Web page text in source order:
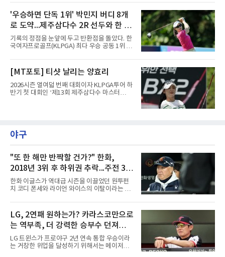
회 대회에서 데뷔 첫 승을 거뒀다.
귀포의 테디밸리 골프앤리조트(파72)에서 열린
2026시즌 한국여자프로골프(KLPGA) 투어 제주
삼다수 마스터스(총상금 10억 원) 2라운드에서
보기 없이 버디만 7개를 잡아 7언더파 65타를 쳤
다. 중간합계 1언더파 143타를 기록한 그는 전날
공동 115위에서 무려 77계단 뛰어오른 공동 38
위로 컷을 통과했다. 이번 대회 컷 기준은 1오버
오버파 78타로 공동 115위에 머물러 컷 탈락이
'우승하면 단독 1위' 박민지 버디 8개
로 도약...제주삼다수 2R 선두와 한 타
차
기록의 정점을 눈앞에 두고 반환점을 돌았다. 한
국여자프로골프(KLPGA) 최다 우승 공동 1위 박
서 선두권으로 올라섰다.통산 20승의 박민지는
7일 제주 서귀포시 테디밸리 골프앤리조트(파
72)에서 열린 2라운드에서 버디 8개와 보기 1개
를 묶어 7언더파 65타를 쳤다. 1라운드에서 71
타로 공동 30위에 머물렀던 그는 8언더파 136타
박민지는 이번 대회에서 우승하면 KLPGA 통산
최다 우승 단독 1위에 오른다.라
[MT포토] 티샷 날리는 양효리
2026시즌 열여덟 번째 대회이자 KLPGA투어 하
반기 첫 대회인 ‘제13회 제주삼다수 마스터
홀에서 경기하고 있다.
야구
"또 한 해만 반짝할 건가?" 한화,
2018년 3위 후 하위권 추락...주전 3명
빠지기 전에 많은 승리 챙겨야
한화 이글스가 역대급 시즌을 이끌었던 원투펀
치 코디 폰세와 라이언 와이스의 이탈이라는 거
를 폭격하며 거둔 눈부신 활약은 팀에 엄청난 영
광을 안겼지만, 역설적으로 너무 뛰어난 기량 탓
에 메이저리그 역스카우트의 표적이 되면서 순
식간에 마운드의 핵이 공백으로 남게 됐다.폰세
와 와이스는 지난 시즌 한화 선발진의 중심을 완
벽하게 지탱하며 합쳐서 무려 33승을 합작해내
는 기적 같은 저력을 발휘했다. 특히 폰세는 다
LG, 2연패 원하는가? 카라스코만으로
는 역부족, 더 강력한 승부수 던져야...
염경엽 감독은 알고 있을 것
LG 트윈스가 프로야구 2년 연속 통합 우승이라
는 거창한 위업을 달성하기 위해서는 메이저리